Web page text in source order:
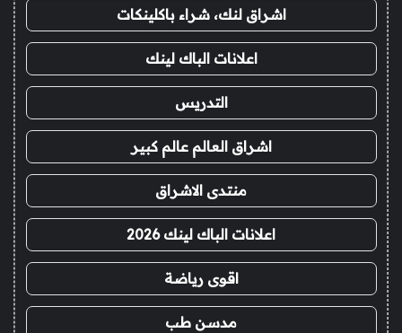
اشراق لنك، شراء باكلينكات
اعلانات الباك لينك
التدريس
اشراق العالم عالم كبير
منتدى الاشراق
اعلانات الباك لينك 2026
اقوى رياضة
مدسن طب